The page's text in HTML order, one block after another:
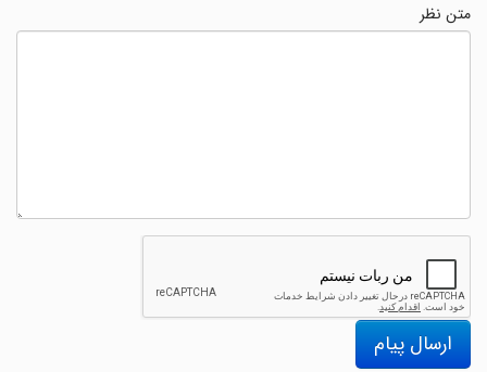
متن نظر
ارسال پیام